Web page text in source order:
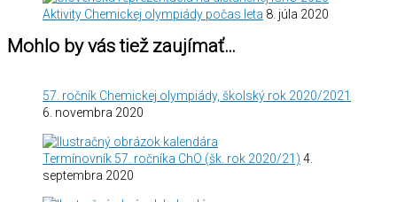
Aktivity Chemickej olympiády počas leta 8. júla 2020
Mohlo by vás tiež zaujímať…
57. ročník Chemickej olympiády, školský rok 2020/2021
6. novembra 2020
Termínovník 57. ročníka ChO (šk. rok 2020/21) 4.
septembra 2020